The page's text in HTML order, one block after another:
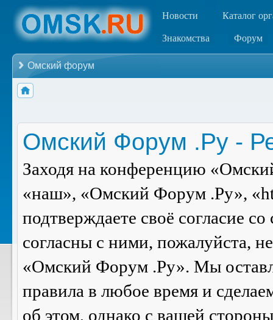
Новости Каталог
Знакомства Форум
Омский форум
Омский Форум .Ру -
Заходя на конференцию
«наш», «Омский Форум .Ру»,
подтверждаете своё согласие
согласны с ними, пожалуйста,
«Омский Форум .Ру». Мы
правила в любое время и
об этом, однако с вашей